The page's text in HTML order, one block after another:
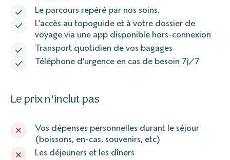
Le parcours repéré par nos soins.
L’accès au topoguide et à votre dossier de
voyage via une app disponible hors-connexion
Transport quotidien de vos bagages
Téléphone d’urgence en cas de besoin 7j/7
Le prix n'inclut pas
Vos dépenses personnelles durant le séjour
(boissons, en-cas, souvenirs, etc)
Les déjeuners et les dîners